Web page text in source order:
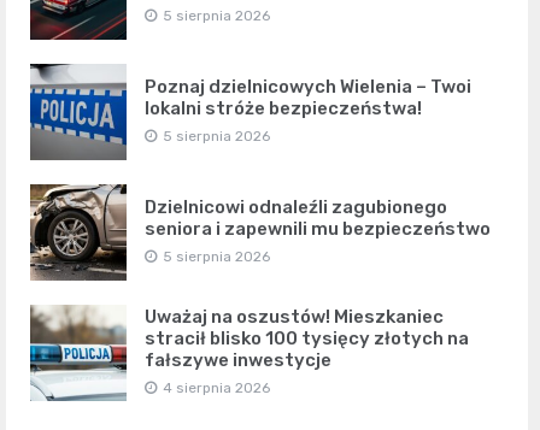
5 sierpnia 2026
Poznaj dzielnicowych Wielenia – Twoi
lokalni stróże bezpieczeństwa!
5 sierpnia 2026
Dzielnicowi odnaleźli zagubionego
seniora i zapewnili mu bezpieczeństwo
5 sierpnia 2026
Uważaj na oszustów! Mieszkaniec
stracił blisko 100 tysięcy złotych na
fałszywe inwestycje
4 sierpnia 2026